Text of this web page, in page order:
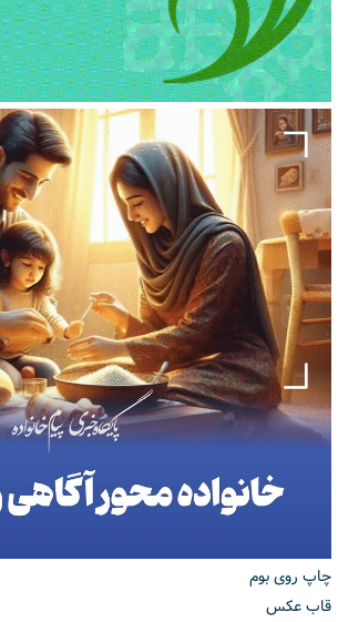
چاپ روی بوم
قاب عکس